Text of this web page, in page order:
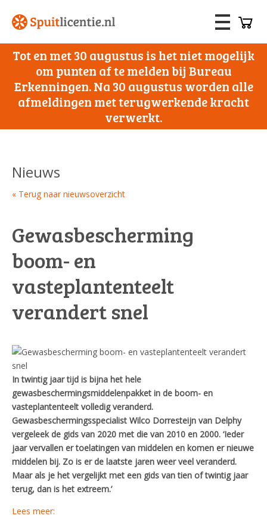
Tot en met 30 augustus is het niet mogelijk
om punten af te melden bij Bureau
Erkenningen. Na 30 augustus worden alle
afmeldingen met terugwerkende kracht
verwerkt.
Nieuws
« Terug naar nieuwsoverzicht
Gewasbescherming
boom- en
vasteplantenteelt
verandert snel
In twintig jaar tijd is bijna het hele
gewasbeschermingsmiddelenpakket in de boom- en
vasteplantenteelt volledig veranderd.
Gewasbeschermingsspecialist Wilco Dorresteijn van Delphy
vergeleek de gids van 2020 met die van 2010 en 2000. ‘Ieder
jaar vervallen er toelatingen van middelen en komen er nieuwe
middelen bij. Zo is er de laatste jaren weer veel veranderd.
Maar als je het vergelijkt met een gids van tien of twintig jaar
terug, dan is het extreem.’
Lees meer: